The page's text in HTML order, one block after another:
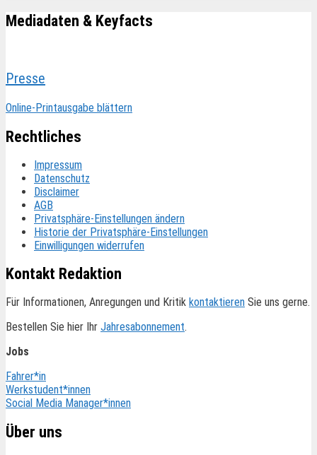
Mediadaten & Keyfacts
Presse
Online-Printausgabe blättern
Rechtliches
Impressum
Datenschutz
Disclaimer
AGB
Privatsphäre-Einstellungen ändern
Historie der Privatsphäre-Einstellungen
Einwilligungen widerrufen
Kontakt Redaktion
Für Informationen, Anregungen und Kritik kontaktieren Sie uns gerne.
Bestellen Sie hier Ihr Jahresabonnement.
Jobs
Fahrer*in
Werkstudent*innen
Social Media Manager*innen
Über uns